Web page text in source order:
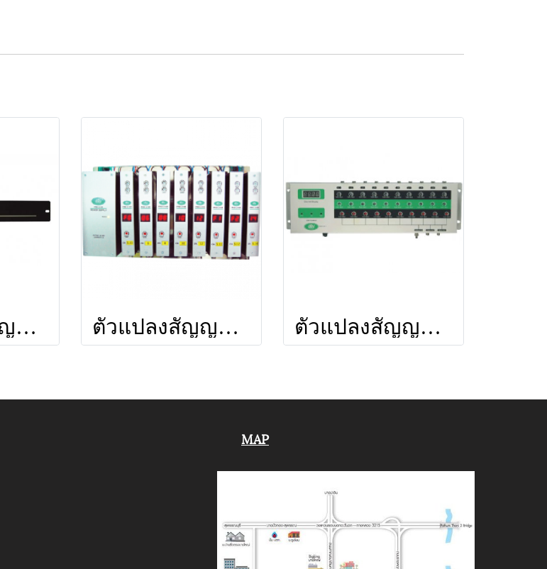
ตัวแปลงสัญญาณ DEMODULATOR ยี่ห้อ LEOTECH (dBy) ตัวแปลงสัญญาณ PROMOD ยี่ห้อ LEOTECH (dBy) ตัวแปลงสัญญาณ MODDIP10 ยี่ห้อ LEOTECH (dBy)
MAP